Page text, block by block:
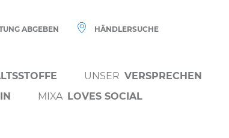
ABGEBEN HÄNDLERSUCHE
UNSER VERSPRECHEN
MIXA LOVES SOCIAL